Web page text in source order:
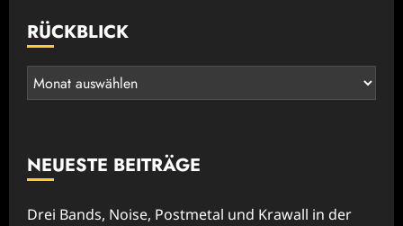
RÜCKBLICK
Rückblick
NEUESTE BEITRÄGE
Drei Bands, Noise, Postmetal und Krawall in der